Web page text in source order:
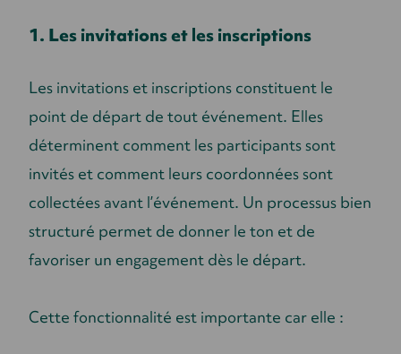
1. Les invitations et les inscriptions
Les invitations et inscriptions constituent le
point de départ de tout événement. Elles
déterminent comment les participants sont
invités et comment leurs coordonnées sont
collectées avant l’événement. Un processus bien
structuré permet de donner le ton et de
favoriser un engagement dès le départ.
Cette fonctionnalité est importante car elle :